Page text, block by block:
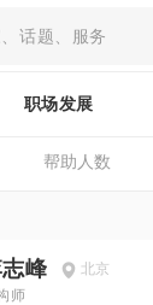
职场发展
帮助人数
峰
北京
师